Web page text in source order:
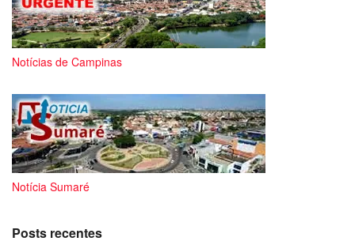
Notícias de Campinas
Notícia Sumaré
Posts recentes